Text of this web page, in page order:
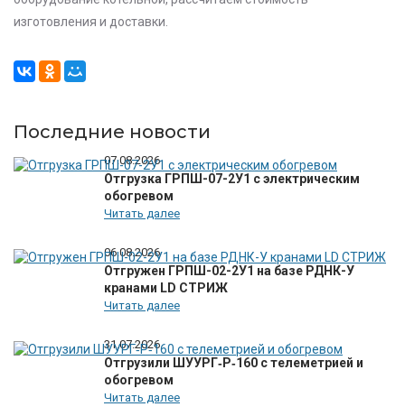
изготовления и доставки.
Последние новости
07.08.2026
Отгрузка ГРПШ-07-2У1 с электрическим
обогревом
Читать далее
06.08.2026
Отгружен ГРПШ-02-2У1 на базе РДНК-У
кранами LD СТРИЖ
Читать далее
31.07.2026
Отгрузили ШУУРГ‑Р‑160 с телеметрией и
обогревом
Читать далее